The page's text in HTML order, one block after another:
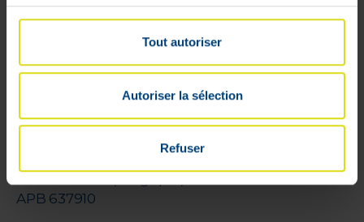
Tout autoriser
Autoriser la sélection
Refuser
Litige
V-Pharma
Pharmacien Florence Dehalu
APB 637910